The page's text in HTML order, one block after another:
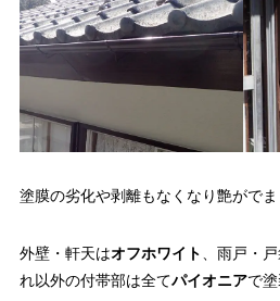
塗膜の劣化や剥離もなくなり艶がでま
外壁・軒天はオフホワイト、雨戸・
れ以外の付帯部は全てパイオニアで塗